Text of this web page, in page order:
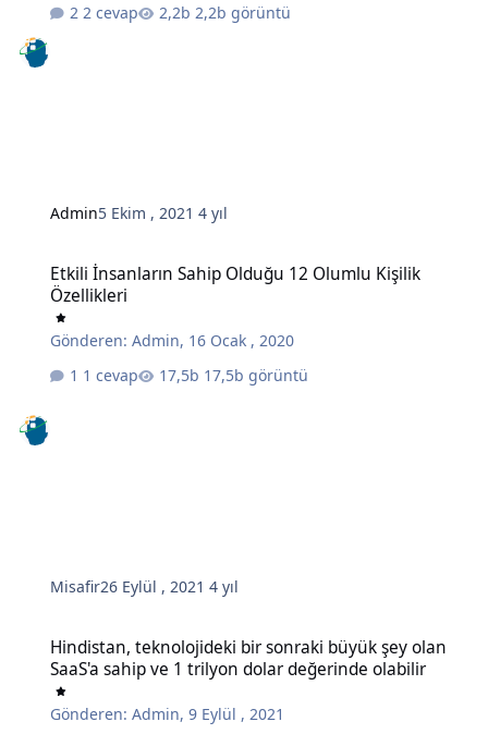
2 cevap
2,2b görüntü
Admin5 Ekim , 20214 yıl
Etkili İnsanların Sahip Olduğu 12 Olumlu Kişilik
Özellikleri
Gönderen:Admin, 16 Ocak , 2020
1 cevap
17,5b görüntü
Misafir26 Eylül , 20214 yıl
Hindistan, teknolojideki bir sonraki büyük şey olan
SaaS'a sahip ve 1 trilyon dolar değerinde olabilir
Gönderen:Admin,9 Eylül , 2021